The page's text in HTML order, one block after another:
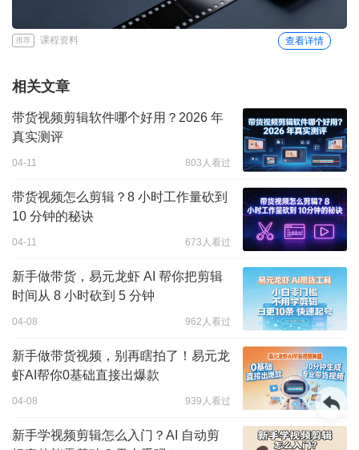
推荐 课程资料 查看详情
相关文章
带货视频剪辑软件哪个好用？2026 年
真实测评
04-11 803人看过
带货视频怎么剪辑？8 小时工作量砍到
10 分钟的秘诀
04-11 673人看过
新手做带货，易元龙虾 AI 帮你把剪辑
时间从 8 小时砍到 5 分钟
04-08 962人看过
新手做带货视频，别再瞎拍了！易元龙
虾AI帮你0基础直接出爆款
04-08 939人看过
新手学视频剪辑怎么入门？AI 自动剪